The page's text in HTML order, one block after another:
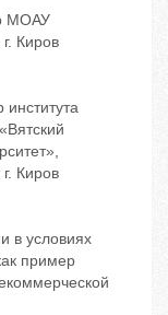
МОАУ
Киров
института
Киров
в условиях
пример